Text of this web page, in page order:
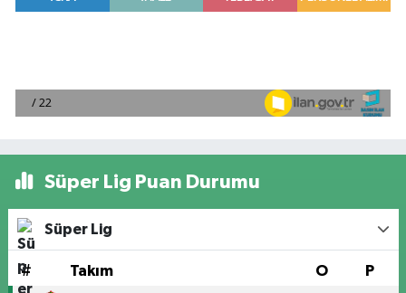
Süper Lig Puan Durumu
Süper Lig
# Takım O P